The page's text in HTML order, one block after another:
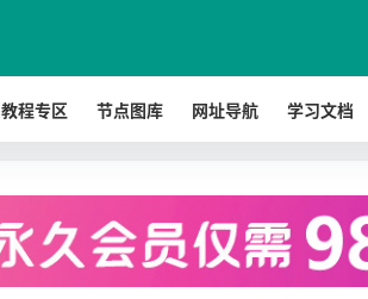
教程专区 节点图库 网址导航 学习文档